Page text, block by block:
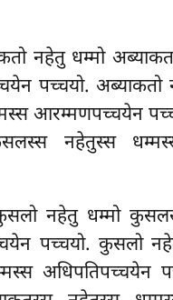
नहेतु धम्मो
पच्चयो.
आरम्मणपच्चयेन
नहेतुस्स
नहेतु धम्मो
पच्चयो. कुसलो
अधिपतिपच्चयेन